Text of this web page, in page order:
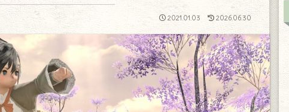
2021.01.03 2026.06.30